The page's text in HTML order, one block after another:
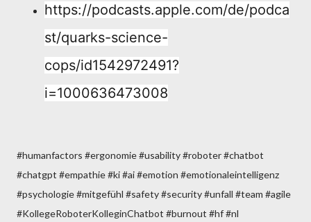
https://podcasts.apple.com/de/podca
st/quarks-science-
cops/id1542972491?
i=1000636473008
#humanfactors #ergonomie #usability #roboter #chatbot
#chatgpt #empathie #ki #ai #emotion #emotionaleintelligenz
#psychologie #mitgefühl #safety #security #unfall #team #agile
#KollegeRoboterKolleginChatbot #burnout #hf #nl